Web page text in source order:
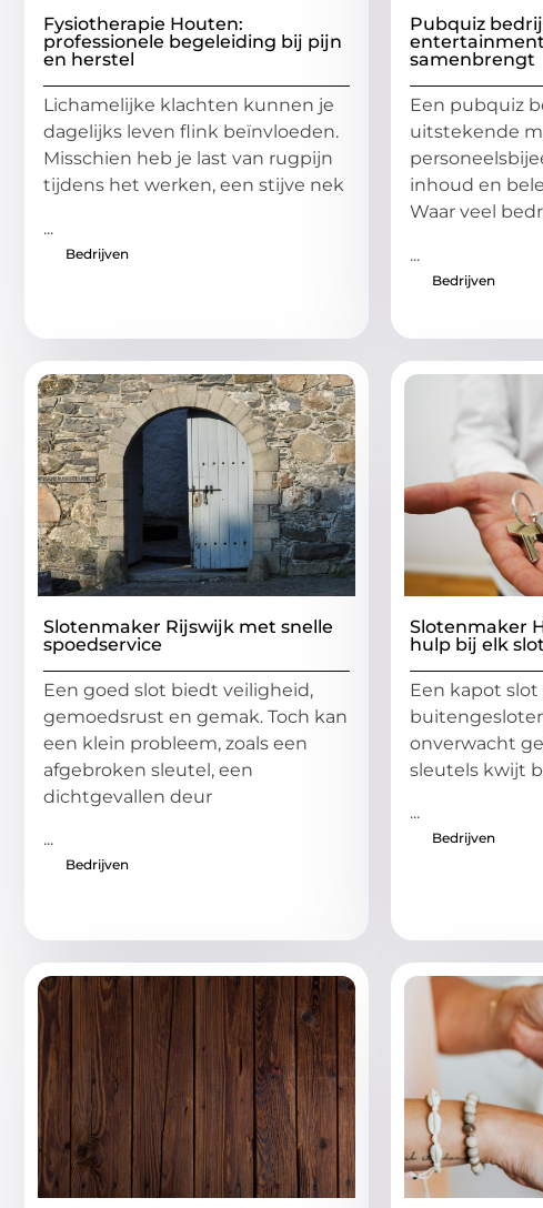
Fysiotherapie Houten:
professionele begeleiding bij pijn
en herstel
Lichamelijke klachten kunnen je
dagelijks leven flink beïnvloeden.
Misschien heb je last van rugpijn
tijdens het werken, een stijve nek
...
Bedrijven
Pubquiz
entertainment
samenbrengt
Een pubquiz
uitstekende
inhoud en
Waar veel
...
Bedrijven
Slotenmaker Rijswijk met snelle
spoedservice
Een goed slot biedt veiligheid,
gemoedsrust en gemak. Toch kan
een klein probleem, zoals een
afgebroken sleutel, een
dichtgevallen deur
...
Bedrijven
Slotenmaker
hulp bij elk
Een kapot slot
onverwacht
sleutels kwijt
...
Bedrijven